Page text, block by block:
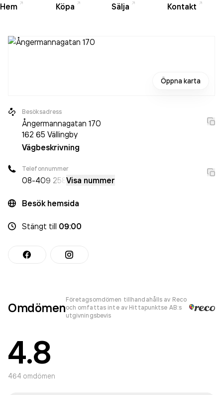
Hem Köpa Sälja Kontakt
Öppna karta
Besöksadress
Ångermannagatan 170
162 65 Vällingby
Vägbeskrivning
Telefonnummer
08-409 258 Visa nummer
Besök hemsida
Stängt till 09:00
Omdömen
Företagsomdömen tillhandahålls av Reco
och omfattas inte av Hittapunktse AB:s
utgivningsbevis
4.8
464 omdömen